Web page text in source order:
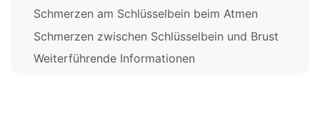
Schmerzen am Schlüsselbein beim Atmen
Schmerzen zwischen Schlüsselbein und Brust
Weiterführende Informationen